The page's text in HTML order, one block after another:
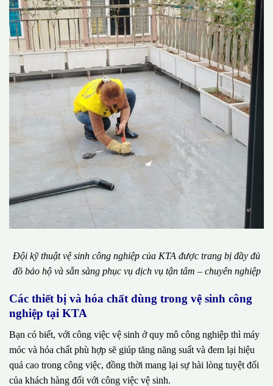
Đội kỹ thuật vệ sinh công nghiệp của KTA được trang bị đầy đủ
đồ bảo hộ và sẵn sàng phục vụ dịch vụ tận tâm – chuyên nghiệp
Các thiết bị và hóa chất dùng trong vệ sinh công
nghiệp tại KTA
Bạn có biết, với công việc vệ sinh ở quy mô công nghiệp thì máy
móc và hóa chất phù hợp sẽ giúp tăng năng suất và đem lại hiệu
quả cao trong công việc, đồng thời mang lại sự hài lòng tuyệt đối
của khách hàng đối với công việc vệ sinh.